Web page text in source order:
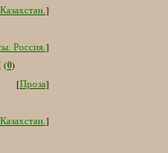
]
Россия.]
(0)
[Проза]
]